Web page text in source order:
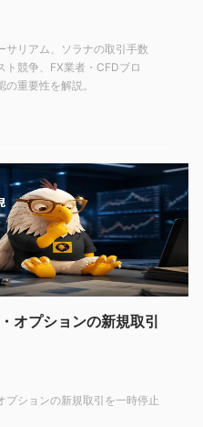
きます。トレーダーはプラッ
戦略をテストすることができ
の400倍のポジションを持つ
バレッジは経験豊富なトレー
限られた資本でより高い利益
失のリスクも大幅に増加する
と制限を十分に理解して使用
るスプレッドを提供してお
り提供されていないため、一
可能性があります。また、流
サリアム、ソラナの取引手数
ト競争、FX業者・CFDブロ
重要性を解説。
オプションの新規取引
プションの新規取引を一時停止